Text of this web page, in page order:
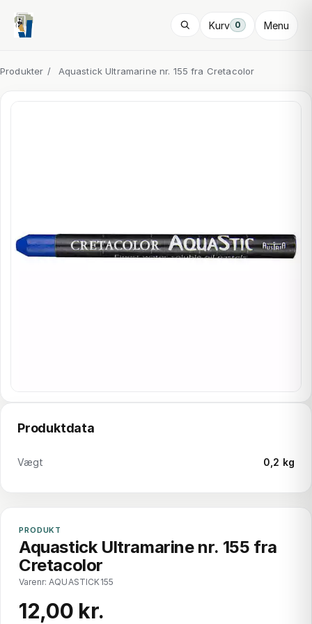
Kurv 0 Menu
Produkter / Aquastick Ultramarine nr. 155 fra Cretacolor
Produktdata
Vægt 0,2 kg
PRODUKT
Aquastick Ultramarine nr. 155 fra
Cretacolor
Varenr: AQUASTICK155
12,00 kr.